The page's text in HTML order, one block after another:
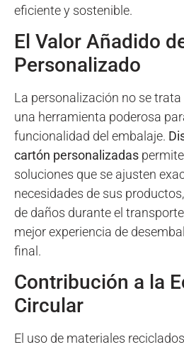
eficiente y sostenible.
El Valor Añadido
Personalizado
La personalización no se
una herramienta poderosa
funcionalidad del embalaje.
cartón personalizadas
soluciones que se ajusten
necesidades de sus
de daños durante el
mejor experiencia de
final.
Contribución a la
Circular
El uso de materiales